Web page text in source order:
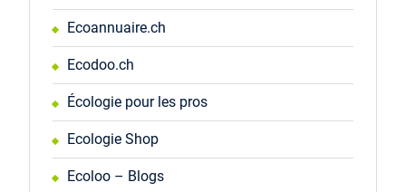
Ecoannuaire.ch
Ecodoo.ch
Écologie pour les pros
Ecologie Shop
Ecoloo – Blogs